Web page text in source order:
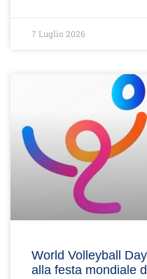
7 Luglio 2026
World Volleyball
alla festa mondiale